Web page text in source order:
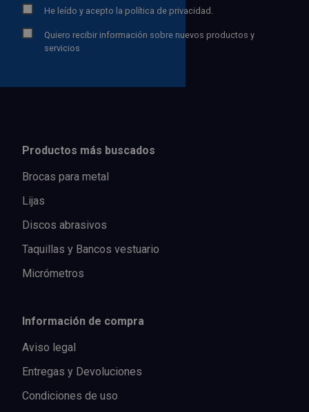
He leído y acepto la política de privacidad.
Quiero recibir información sobre nuevos productos y
servicios
Productos más buscados
Brocas para metal
Lijas
Discos abrasivos
Taquillas y Bancos vestuario
Micrómetros
Información de compra
Aviso legal
Entregas y Devoluciones
Condiciones de uso